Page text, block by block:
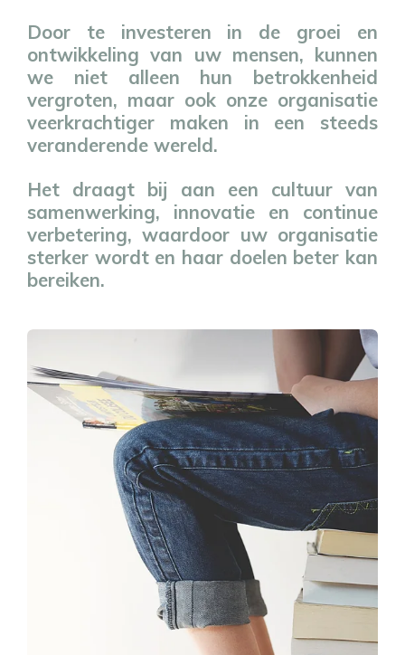
Door te investeren in de groei en
ontwikkeling van uw mensen, kunnen
we niet alleen hun betrokkenheid
vergroten, maar ook onze organisatie
veerkrachtiger maken in een steeds
veranderende wereld.
Het draagt bij aan een cultuur van
samenwerking, innovatie en continue
verbetering, waardoor uw organisatie
sterker wordt en haar doelen beter kan
bereiken.